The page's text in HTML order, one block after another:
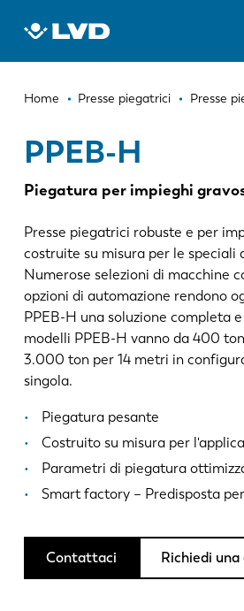
Briciole
pane
Home Presse piegatrici Presse
PPEB-H
Piegatura per impieghi
Presse piegatrici robuste e per
costruite su misura per le speciali
Numerose selezioni di macchine
opzioni di automazione rendono
PPEB-H una soluzione completa
modelli PPEB-H vanno da 400
3.000 ton per 14 metri in
singola.
Piegatura pesante
Costruito su misura per
Parametri di piegatura
Smart factory – Predisposta
Contattaci Richiedi una
PPEB-H
MACCHINE PER IL TAGLIO
CESOIE
SOFTWARE
SERVIZIO CLIENTI
SU LVD
Scopri LVD
Settori e soluzioni
Lavora con noi